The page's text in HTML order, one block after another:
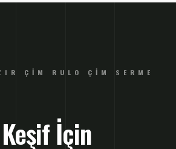
ÇIM RULO ÇIM SERME
İçin